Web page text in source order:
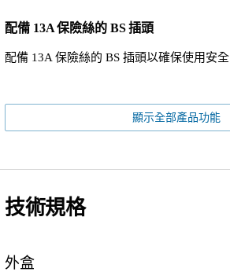
配備 13A 保險絲的 BS 插頭
配備 13A 保險絲的 BS 插頭以確保使用安全
顯示全部產品功能
技術規格
外盒